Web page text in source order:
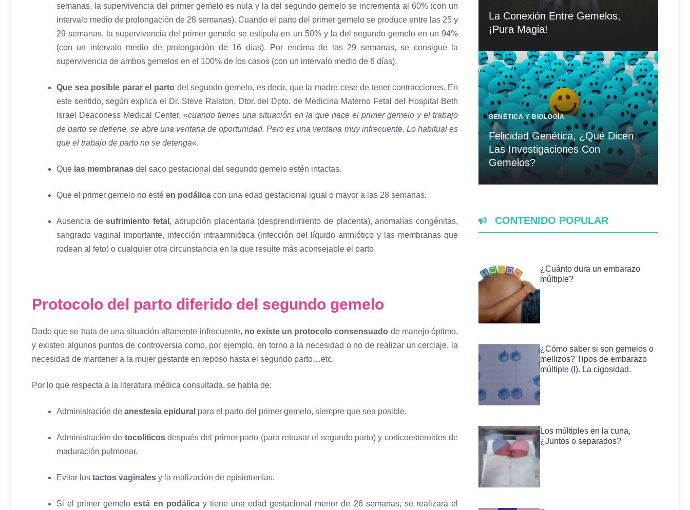
semanas, la supervivencia del primer gemelo es nula y la del segundo gemelo se incrementa al 60% (con un
intervalo medio de prolongación de 28 semanas). Cuando el parto del primer gemelo se produce entre las 25 y
29 semanas, la supervivencia del primer gemelo se estipula en un 50% y la del segundo gemelo en un 94%
(con un intervalo medio de prolongación de 16 días). Por encima de las 29 semanas, se consigue la
supervivencia de ambos gemelos en el 100% de los casos (con un intervalo medio de 6 días).
Que sea posible parar el parto del segundo gemelo, es decir, que la madre cese de tener contracciones. En
este sentido, según explica el Dr. Steve Ralston, Dtor. del Dpto. de Medicina Materno Fetal del Hospital Beth
Israel Deaconess Medical Center, «cuando tienes una situación en la que nace el primer gemelo y el trabajo
de parto se detiene, se abre una ventana de oportunidad. Pero es una ventana muy infrecuente. Lo habitual es
que el trabajo de parto no se detenga«.
Que las membranas del saco gestacional del segundo gemelo estén intactas.
Que el primer gemelo no esté en podálica con una edad gestacional igual o mayor a las 28 semanas.
Ausencia desufrimiento fetal , abrupción placentaria (desprendimiento de placenta), anomalías congénitas,
sangrado vaginal importante, infección intraamniótica (infección del líquido amniótico y las membranas que
rodean al feto) o cualquier otra circunstancia en la que resulte más aconsejable el parto.
Protocolo del parto diferido del segundo gemelo
Dado que se trata de una situación altamente infrecuente, no existe un protocolo consensuado de manejo óptimo,
y existen algunos puntos de controversia como, por ejemplo, en torno a la necesidad o no de realizar un cerclaje, la
necesidad de mantener a la mujer gestante en reposo hasta el segundo parto…etc.
Por lo que respecta a la literatura médica consultada, se habla de:
Administración de anestesia epidural para el parto del primer gemelo, siempre que sea posible.
Administración de tocolíticosdespués del primer parto (para retrasar el segundo parto) y corticoesteroides de
maduración pulmonar.
Evitar los tactos vaginales y la realización de episiotomías.
Si el primer gemeloestá en podálicay tiene una edad gestacional menor de 26 semanas, se realizará el
La Conexión Entre Gemelos,
¡Pura Magia!
GENÉTICA Y BIOLOGÍA
Felicidad Genética, ¿Qué Dicen
Las Investigaciones Con
Gemelos?
CONTENIDO POPULAR
¿Cuánto dura un embarazo
múltiple?
¿Cómo saber si son gemelos o
mellizos? Tipos de embarazo
múltiple (I). La cigosidad.
Los múltiples en la cuna,
¿Juntos o separados?